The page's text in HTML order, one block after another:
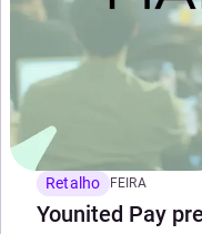
Retalho FEIRA
Younited Pay